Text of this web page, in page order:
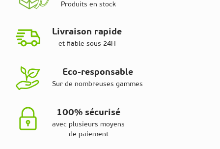
Produits en stock
Livraison rapide
et fiable sous 24H
Eco-responsable
Sur de nombreuses gammes
100% sécurisé
avec plusieurs moyens
de paiement